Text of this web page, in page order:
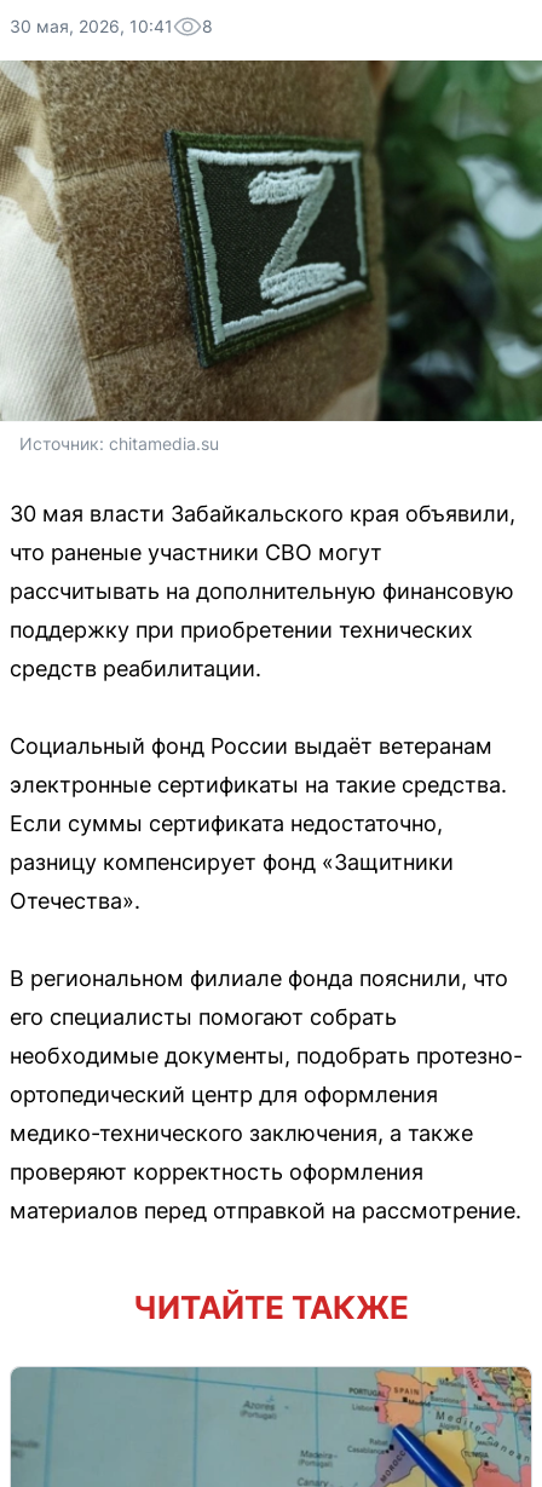
30 мая, 2026, 10:41 8
Источник: chitamedia.su
30 мая власти Забайкальского края объявили,
что раненые участники СВО могут
рассчитывать на дополнительную финансовую
поддержку при приобретении технических
средств реабилитации.
Социальный фонд России выдаёт ветеранам
электронные сертификаты на такие средства.
Если суммы сертификата недостаточно,
разницу компенсирует фонд «Защитники
Отечества».
В региональном филиале фонда пояснили, что
его специалисты помогают собрать
необходимые документы, подобрать протезно-
ортопедический центр для оформления
медико-технического заключения, а также
проверяют корректность оформления
материалов перед отправкой на рассмотрение.
ЧИТАЙТЕ ТАКЖЕ